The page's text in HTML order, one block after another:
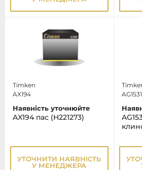
Timken
AX194
Наявність уточнюйте
AX194 пас (H221273)
УТОЧНИТИ НАЯВНІСТЬ
У МЕНЕДЖЕРА